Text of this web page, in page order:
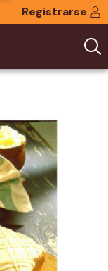
Registrarse